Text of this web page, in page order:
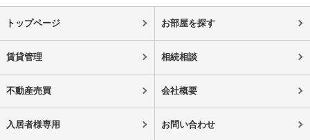
トップページ お部屋を探す
賃貸管理 相続相談
不動産売買 会社概要
入居者様専用 お問い合わせ